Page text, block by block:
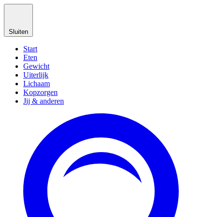
Sluiten
Start
Eten
Gewicht
Uiterlijk
Lichaam
Kopzorgen
Jij & anderen